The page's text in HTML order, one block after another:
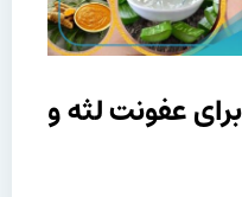
عفونت لثه و